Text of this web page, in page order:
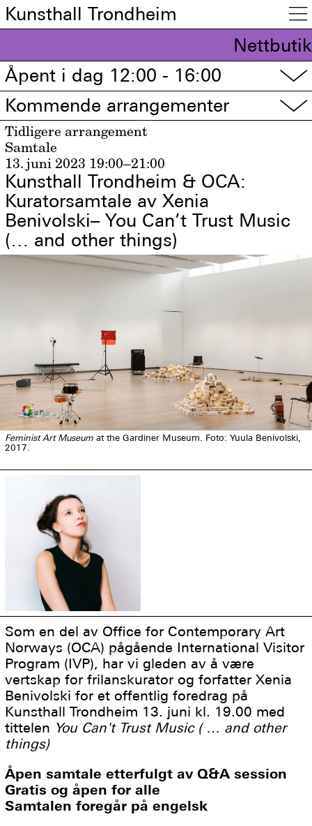
Kunsthall Trondheim 
Åpent i dag 12:00 - 16:00
▽
Kommende arrangementer ▽
Tidligere arrangement
Samtale
13. juni 2023 19:00–21:00
Kunsthall Trondheim & OCA:
Kuratorsamtale av Xenia
Benivolski– You Can’t Trust Music
(… and other things)
Feminist Art Museumat the Gardiner Museum. Foto: Yuula Benivolski,
2017.
Som en del av Office for Contemporary Art
Norways (OCA) pågående International Visitor
Program (IVP), har vi gleden av å være
vertskap for frilanskurator og forfatter Xenia
Benivolski for et offentlig foredrag på
Kunsthall Trondheim 13. juni kl. 19.00 med
tittelen You Can't Trust Music ( … and other
things)
Åpen samtale etterfulgt av Q&A session
Gratis og åpen for alle
Samtalen foregår på engelsk